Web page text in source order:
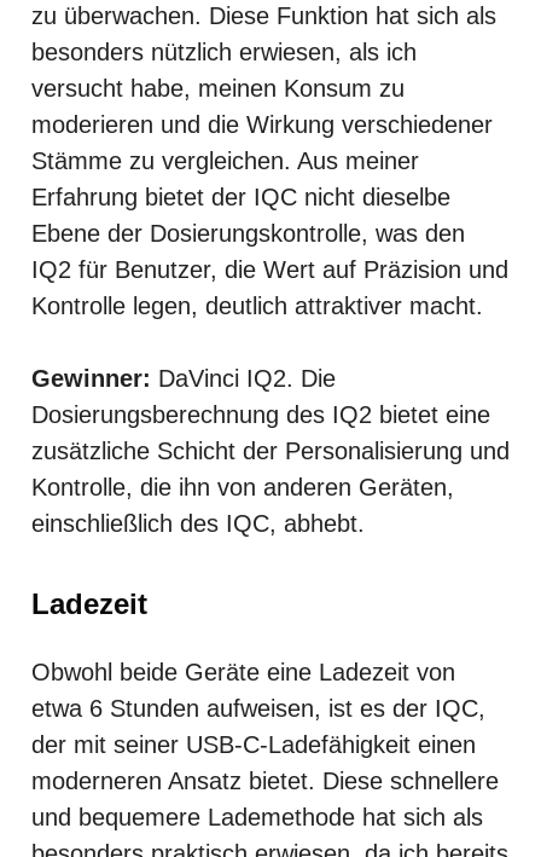
zu überwachen. Diese Funktion hat sich als
besonders nützlich erwiesen, als ich
versucht habe, meinen Konsum zu
moderieren und die Wirkung verschiedener
Stämme zu vergleichen. Aus meiner
Erfahrung bietet der IQC nicht dieselbe
Ebene der Dosierungskontrolle, was den
IQ2 für Benutzer, die Wert auf Präzision und
Kontrolle legen, deutlich attraktiver macht.
Gewinner: DaVinci IQ2. Die
Dosierungsberechnung des IQ2 bietet eine
zusätzliche Schicht der Personalisierung und
Kontrolle, die ihn von anderen Geräten,
einschließlich des IQC, abhebt.
Ladezeit
Obwohl beide Geräte eine Ladezeit von
etwa 6 Stunden aufweisen, ist es der IQC,
der mit seiner USB-C-Ladefähigkeit einen
moderneren Ansatz bietet. Diese schnellere
und bequemere Lademethode hat sich als